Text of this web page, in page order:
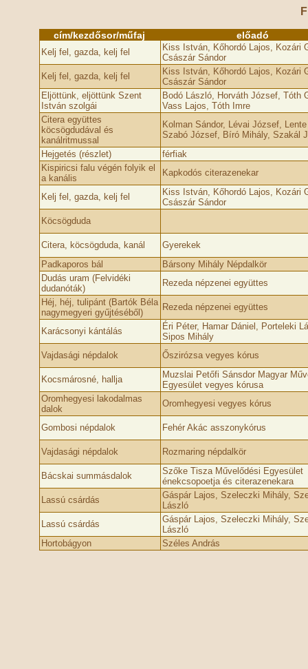
cím/kezdősor/műfaj előadó
Kelj fel, gazda, kelj fel
Kiss István, Kőhordó Lajos, Kozári
Császár Sándor
Kelj fel, gazda, kelj fel
Kiss István, Kőhordó Lajos, Kozári
Császár Sándor
Eljöttünk, eljöttünk Szent
István szolgái
Bodó László, Horváth József, Tóth
Vass Lajos, Tóth Imre
Citera együttes
köcsögdudával és
kanálritmussal
Kolman Sándor, Lévai József,
Szabó József, Bíró Mihály, Szakál
Hejgetés (részlet)
férfiak
Kispiricsi falu végén folyik el
a kanális
Kapkodós citerazenekar
Kelj fel, gazda, kelj fel
Kiss István, Kőhordó Lajos, Kozári
Császár Sándor
Köcsögduda
Citera, köcsögduda, kanál
Gyerekek
Padkaporos bál
Bársony Mihály Népdalkör
Dudás uram (Felvidéki
dudanóták)
Rezeda népzenei együttes
Héj, héj, tulipánt (Bartók Béla
nagymegyeri gyűjtéséből)
Rezeda népzenei együttes
Karácsonyi kántálás
Éri Péter, Hamar Dániel, Porteleki
Sipos Mihály
Vajdasági népdalok
Őszirózsa vegyes kórus
Kocsmárosné, hallja
Muzslai Petőfi Sánsdor Magyar
Egyesület vegyes kórusa
Oromhegyesi lakodalmas
dalok
Oromhegyesi vegyes kórus
Gombosi népdalok Fehér Akác asszonykórus
Vajdasági népdalok Rozmaring népdalkör
Bácskai summásdalok
Szőke Tisza Művelődési Egyesület
énekcsopoetja és citerazenekara
Lassú csárdás
Gáspár Lajos, Szeleczki Mihály,
László
Lassú csárdás
Gáspár Lajos, Szeleczki Mihály,
László
Hortobágyon
Széles András